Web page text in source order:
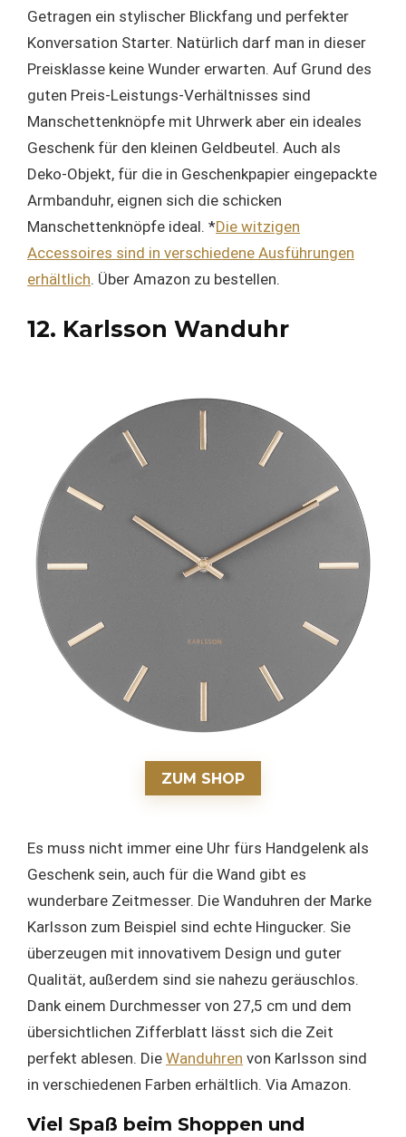
Getragen ein stylischer Blickfang und perfekter
Konversation Starter. Natürlich darf man in dieser
Preisklasse keine Wunder erwarten. Auf Grund des
guten Preis-Leistungs-Verhältnisses sind
Manschettenknöpfe mit Uhrwerk aber ein ideales
Geschenk für den kleinen Geldbeutel. Auch als
Deko-Objekt, für die in Geschenkpapier eingepackte
Armbanduhr, eignen sich die schicken
Manschettenknöpfe ideal. *Die witzigen
Accessoires sind in verschiedene Ausführungen
erhältlich. Über Amazon zu bestellen.
12. Karlsson Wanduhr
ZUM SHOP
Es muss nicht immer eine Uhr fürs Handgelenk als
Geschenk sein, auch für die Wand gibt es
wunderbare Zeitmesser. Die Wanduhren der Marke
Karlsson zum Beispiel sind echte Hingucker. Sie
überzeugen mit innovativem Design und guter
Qualität, außerdem sind sie nahezu geräuschlos.
Dank einem Durchmesser von 27,5 cm und dem
übersichtlichen Zifferblatt lässt sich die Zeit
perfekt ablesen. Die Wanduhren von Karlsson sind
in verschiedenen Farben erhältlich. Via Amazon.
Viel Spaß beim Shoppen und